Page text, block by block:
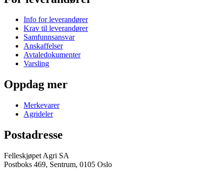
Info for leverandører
Krav til leverandører
Samfunnsansvar
Anskaffelser
Avtaledokumenter
Varsling
Oppdag mer
Merkevarer
Agrideler
Postadresse
Felleskjøpet Agri SA
Postboks 469, Sentrum, 0105 Oslo